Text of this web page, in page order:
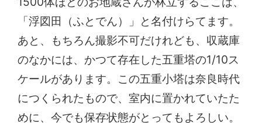
「浮図田（ふとでん）」と名付けらてます。
あと、もちろん撮影不可だけれども、収蔵庫
のなかには、かつて存在した五重塔の1/10ス
ケールがあります。この五重小塔は奈良時代
につくられたもので、室内に置かれていたた
めに、今でも保存状態がとってもよろしい。